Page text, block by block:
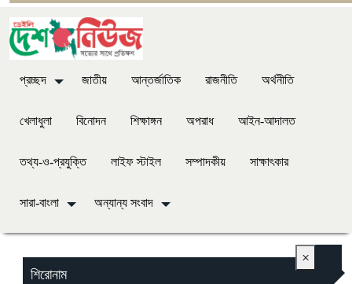
প্রচ্ছদ জাতীয় আন্তর্জাতিক রাজনীতি অর্থনীতি
খেলাধুলা বিনোদন শিক্ষাঙ্গন অপরাধ আইন-আদালত
তথ্য-ও-প্রযুক্তি লাইফ স্টাইল সম্পাদকীয় সাক্ষাৎকার
সারা-বাংলা অন্যান্য সংবাদ
শিরোনাম
×